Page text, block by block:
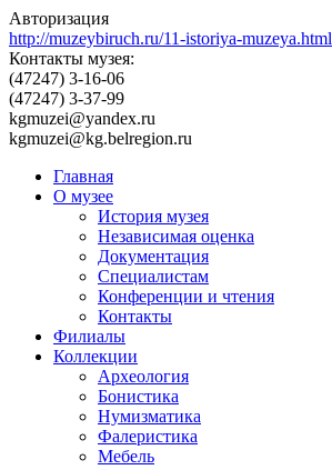
Авторизация
http://muzeybiruch.ru/11-istoriya-muzeya.html
Контакты музея:
(47247) 3-16-06
(47247) 3-37-99
kgmuzei@yandex.ru
kgmuzei@kg.belregion.ru
Главная
О музее
История музея
Независимая оценка
Документация
Специалистам
Конференции и чтения
Контакты
Филиалы
Коллекции
Археология
Бонистика
Нумизматика
Фалеристика
Мебель